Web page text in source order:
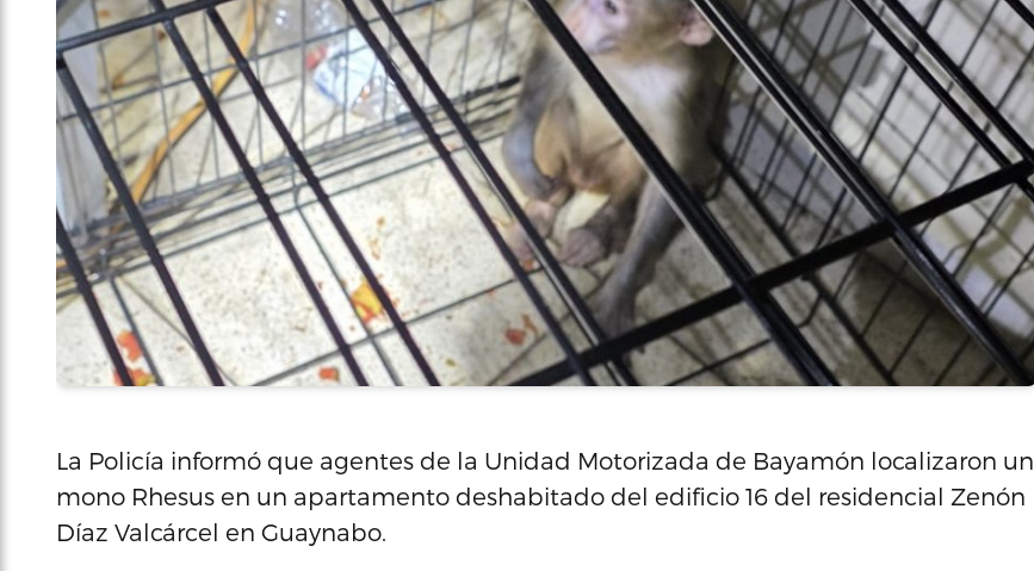
La Policía informó que agentes de la Unidad Motorizada de Bayamón localizaron un
mono Rhesus en un apartamento deshabitado del edificio 16 del residencial Zenón
Díaz Valcárcel en Guaynabo.